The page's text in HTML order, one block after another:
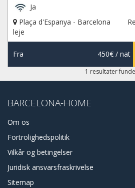
Ja
Plaça d'Espanya - Barcelona
leje
Fra 450€/ nat
1 resultater
BARCELONA-HOME
Om os
Fortrolighedspolitik
Vilkår og betingelser
Juridisk ansvarsfraskrivelse
Sitemap